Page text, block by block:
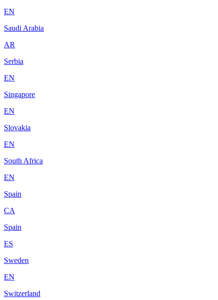
EN
Saudi Arabia
AR
Serbia
EN
Singapore
EN
Slovakia
EN
South Africa
EN
Spain
CA
Spain
ES
Sweden
EN
Switzerland